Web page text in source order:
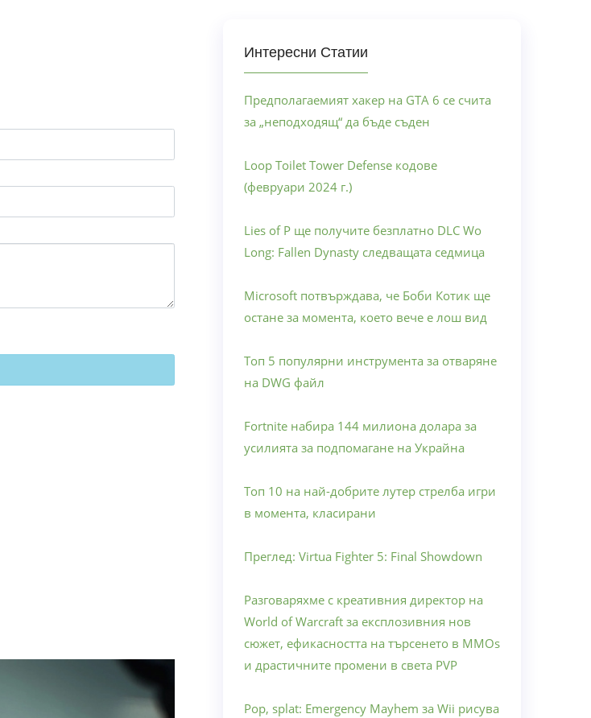
Интересни Статии
Предполагаемият хакер на GTA 6 се счита
за „неподходящ“ да бъде съден
Loop Toilet Tower Defense кодове
(февруари 2024 г.)
Lies of P ще получите безплатно DLC Wo
Long: Fallen Dynasty следващата седмица
Microsoft потвърждава, че Боби Котик ще
остане за момента, което вече е лош вид
Топ 5 популярни инструмента за отваряне
на DWG файл
Fortnite набира 144 милиона долара за
усилията за подпомагане на Украйна
Топ 10 на най-добрите лутер стрелба игри
в момента, класирани
Преглед: Virtua Fighter 5: Final Showdown
Разговаряхме с креативния директор на
World of Warcraft за експлозивния нов
сюжет, ефикасността на търсенето в MMOs
и драстичните промени в света PVP
Pop, splat: Emergency Mayhem за Wii рисува